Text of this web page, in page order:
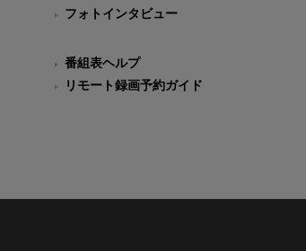
フォトインタビュー
番組表ヘルプ
リモート録画予約ガイド